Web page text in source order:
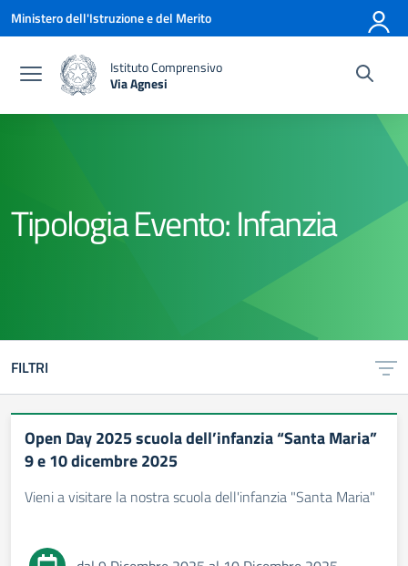
Vai ai contenuti
Vai al menu di navigazione
Vai al footer
Ministero dell'Istruzione e del Merito
Istituto Comprensivo
Via Agnesi
— Visita la pagina iniziale della scuola
Tipologia Evento:Infanzia
FILTRI
Open Day 2025 scuola dell’infanzia “Santa Maria”
9 e 10 dicembre 2025
Vieni a visitare la nostra scuola dell'infanzia "Santa Maria"